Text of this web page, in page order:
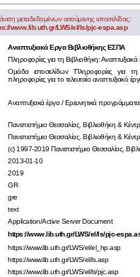
μεταδεδομένων αιτούμενης ιστοσελίδας:
www.lib.uth.gr/LWS/el/ls/pjc-espa.asp
Αναπτυξιακά Εργα Βιβλιοθήκης ΕΣΠΑ
Πληροφορίες για τη Βιβλιοθήκη:
Ομάδα ιστοσελίδων 'Πληροφορίες για
πληροφορίες για το τελευταίο αναπτυξιακό
Αναπτυξιακά έργα / Ερευνητικά
Πανεπιστήμιο Θεσσαλίας. Βιβλιοθήκη &
Πανεπιστήμιο Θεσσαλίας. Βιβλιοθήκη &
(c) 1997-2019 Πανεπιστήμιο Θεσσαλίας.
2013-01-10
2019
GR
gre
text
Application/Active Server Document
https://www.lib.uth.gr/LWS/el/ls/pjc-
https://www.lib.uth.gr/LWS/el/el_hp.asp
https://www.lib.uth.gr/LWS/el/ls.asp
https://www.lib.uth.gr/LWS/el/ls/pjc.asp